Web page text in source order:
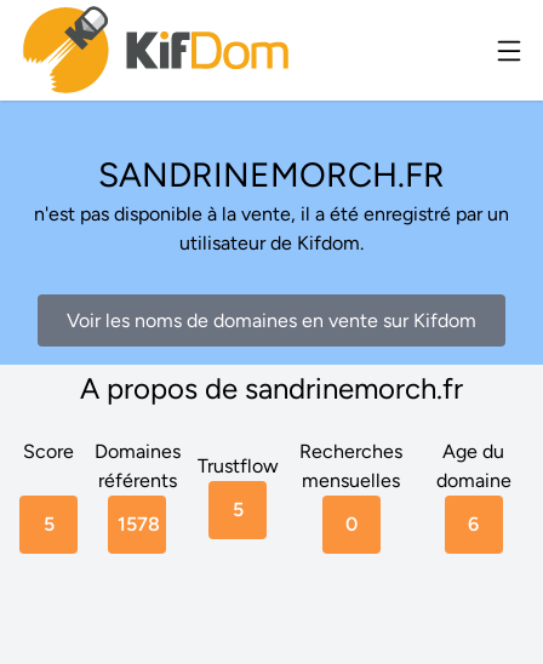
SANDRINEMORCH.FR
n'est pas disponible à la vente, il a été enregistré par un
utilisateur de Kifdom.
Voir les noms de domaines en vente sur Kifdom
A propos de sandrinemorch.fr
Score
5
Domaines
référents
1578
Trustflow
5
Recherches
mensuelles
0
Age du
domaine
6